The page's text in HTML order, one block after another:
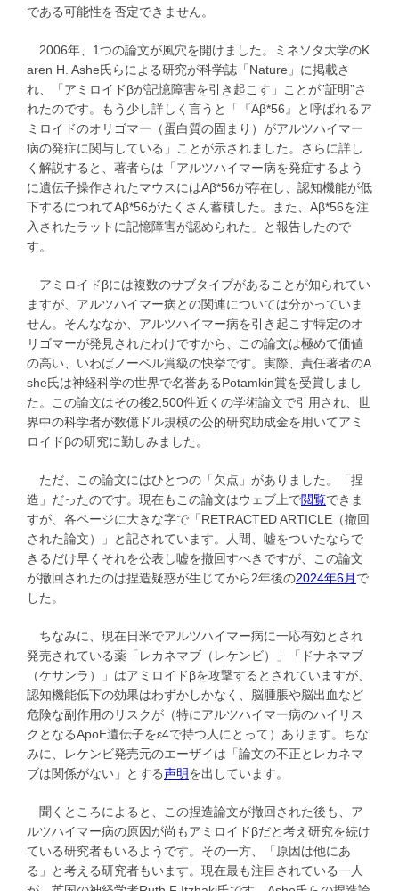
である可能性を否定できません。
2006年、1つの論文が風穴を開けました。ミネソタ大学のK
aren H. Ashe氏らによる研究が科学誌「Nature」に掲載さ
れ、「アミロイドβが記憶障害を引き起こす」ことが”証明”さ
れたのです。もう少し詳しく言うと「『Aβ*56』と呼ばれるア
ミロイドのオリゴマー（蛋白質の固まり）がアルツハイマー
病の発症に関与している」ことが示されました。さらに詳し
く解説すると、著者らは「アルツハイマー病を発症するよう
に遺伝子操作されたマウスにはAβ*56が存在し、認知機能が低
下するにつれてAβ*56がたくさん蓄積した。また、Aβ*56を注
入されたラットに記憶障害が認められた」と報告したので
す。
アミロイドβには複数のサブタイプがあることが知られてい
ますが、アルツハイマー病との関連については分かっていま
せん。そんななか、アルツハイマー病を引き起こす特定のオ
リゴマーが発見されたわけですから、この論文は極めて価値
の高い、いわばノーベル賞級の快挙です。実際、責任著者のA
she氏は神経科学の世界で名誉あるPotamkin賞を受賞しまし
た。この論文はその後2,500件近くの学術論文で引用され、世
界中の科学者が数億ドル規模の公的研究助成金を用いてアミ
ロイドβの研究に勤しみました。
ただ、この論文にはひとつの「欠点」がありました。「捏
造」だったのです。現在もこの論文はウェブ上で閲覧できま
すが、各ページに大きな字で「RETRACTED ARTICLE（撤回
された論文）」と記されています。人間、嘘をついたならで
きるだけ早くそれを公表し嘘を撤回すべきですが、この論文
が撤回されたのは捏造疑惑が生じてから2年後の2024年6月 で
した。
ちなみに、現在日米でアルツハイマー病に一応有効とされ
発売されている薬「レカネマブ（レケンビ）」「ドナネマブ
（ケサンラ）」はアミロイドβを攻撃するとされていますが、
認知機能低下の効果はわずかしかなく、脳腫脹や脳出血など
危険な副作用のリスクが（特にアルツハイマー病のハイリス
クとなるApoE遺伝子をε4で持つ人にとって）あります。ちな
みに、レケンビ発売元のエーザイは「論文の不正とレカネマ
ブは関係がない」とする声明を出しています。
聞くところによると、この捏造論文が撤回された後も、ア
ルツハイマー病の原因が尚もアミロイドβだと考え研究を続け
ている研究者もいるようです。その一方、「原因は他にあ
る」と考える研究者もいます。現在最も注目されている一人